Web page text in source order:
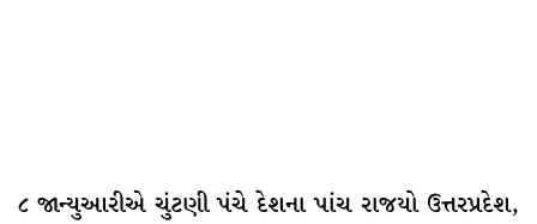
૮ જાન્યુઆરીએ ચુંટણી પંચે દેશના પાંચ રાજયો ઉત્તરપ્રદેશ,